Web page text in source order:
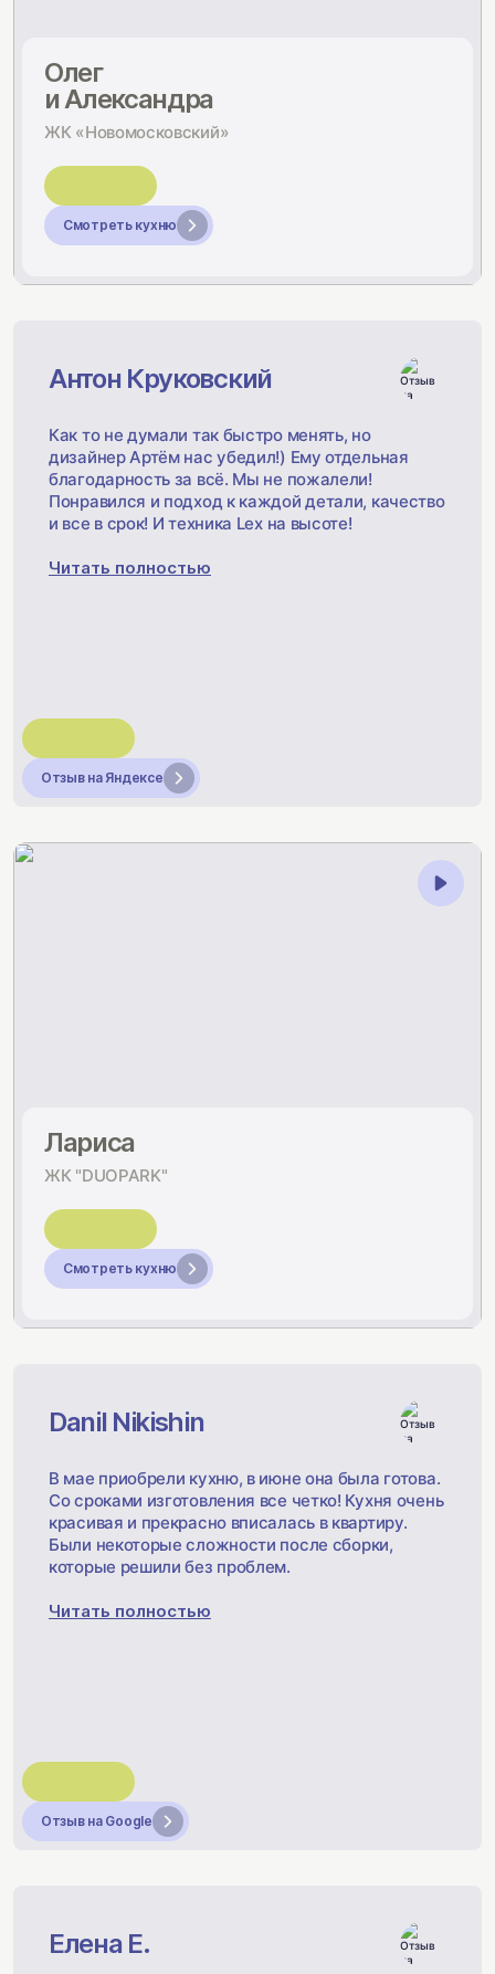
Олег
и Александра
ЖК «Новомосковский»
Смотреть кухню
Антон Круковский
Как то не думали так быстро менять, но
дизайнер Артём нас убедил!) Ему отдельная
благодарность за всё. Мы не пожалели!
Понравился и подход к каждой детали, качество
и все в срок! И техника Lex на высоте!
Читать полностью
Отзыв на Яндексе
Лариса
ЖК "DUOPARK"
Смотреть кухню
Danil Nikishin
В мае приобрели кухню, в июне она была готова.
Со сроками изготовления все четко! Кухня очень
красивая и прекрасно вписалась в квартиру.
Были некоторые сложности после сборки,
которые решили без проблем.
Читать полностью
Отзыв на Google
Елена Е.